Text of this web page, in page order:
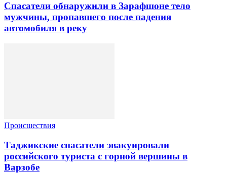
Спасатели обнаружили в Зарафшоне тело
мужчины, пропавшего после падения
автомобиля в реку
Происшествия
Таджикские спасатели эвакуировали
российского туриста с горной вершины в
Варзобе